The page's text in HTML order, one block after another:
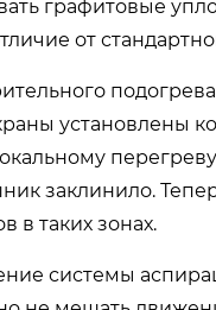
графитовые
от
установлены
заклинило.
в таких зонах.
системы